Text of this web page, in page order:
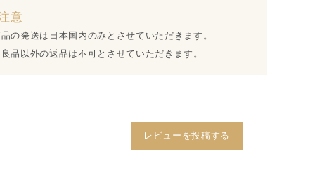
意
の発送は日本国内のみとさせていただきます。
品以外の返品は不可とさせていただきます。
レビューを投稿する